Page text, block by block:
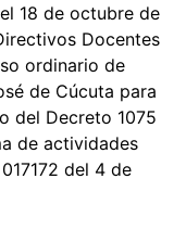
18 de octubre de
Docentes
ordinario de
de Cúcuta para
del Decreto 1075
de actividades
del 4 de